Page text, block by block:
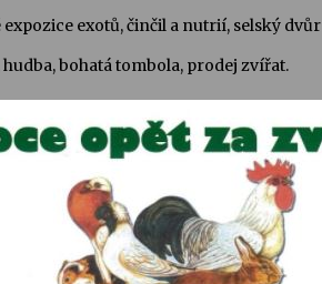
exotů, činčil a nutrií, selský dvůr
bohatá tombola, prodej zvířat.